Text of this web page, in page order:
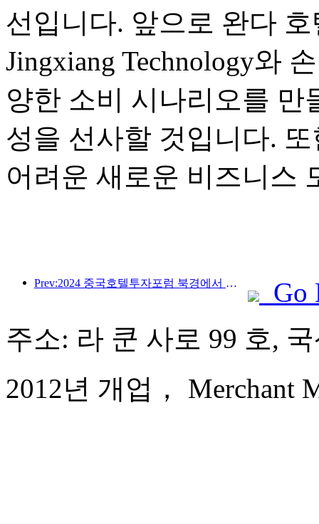
선입니다. 앞으로 완다 호
Jingxiang Technology와
양한 소비 시나리오를 만
성을 선사할 것입니다.
어려운 새로운 비즈니스
Prev:2024 중국호텔투자포럼 북경에서 성공적으로 개최
Go
주소: 라 쿤 사로 99 호,
2012년 개업， Merchant